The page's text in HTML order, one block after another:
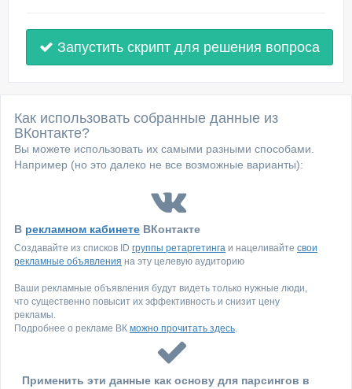
Запустить скрипт для решения вопроса
Как использовать собранные данные из
ВКонтакте?
Вы можете использовать их самыми разными способами.
Например (но это далеко не все возможные варианты):
В рекламном кабинете ВКонтакте
Создавайте из списков ID группы ретаргетинга и нацеливайте свои
рекламные объявления на эту целевую аудиторию
Ваши рекламные объявления будут видеть только нужные люди,
что существенно повысит их эффективность и снизит цену
рекламы.
Подробнее о рекламе ВК можно прочитать здесь.
Применить эти данные как основу для парсингов в